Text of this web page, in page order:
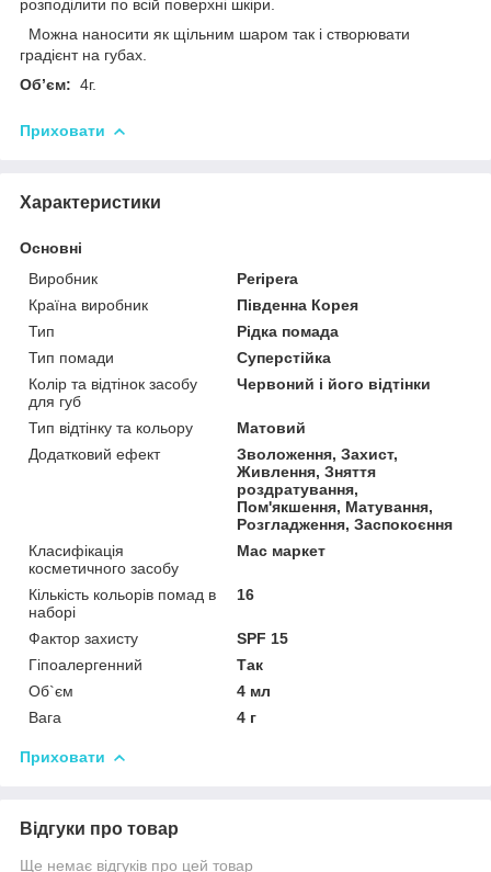
розподілити по всій поверхні шкіри.
Можна наносити як щільним шаром так і створювати
градієнт на губах.
Об’єм: 4г.
Приховати
Характеристики
Основні
Виробник
Peripera
Країна виробник
Південна Корея
Тип
Рідка помада
Тип помади
Суперстійка
Колір та відтінок засобу
для губ
Червоний і його відтінки
Тип відтінку та кольору
Матовий
Додатковий ефект
Зволоження, Захист,
Живлення, Зняття
роздратування,
Пом'якшення, Матування,
Розгладження, Заспокоєння
Класифікація
косметичного засобу
Мас маркет
Кількість кольорів помад в
наборі
16
Фактор захисту
SPF 15
Гіпоалергенний
Так
Об`єм
4 мл
Вага
4 г
Приховати
Відгуки про товар
Ще немає відгуків про цей товар